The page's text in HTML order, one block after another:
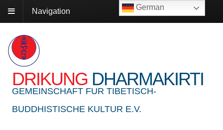
Navigation
DRIKUNG DHARMAKIRTI
GEMEINSCHAFT FUR TIBETISCH-
BUDDHISTISCHE KULTUR E.V.
German